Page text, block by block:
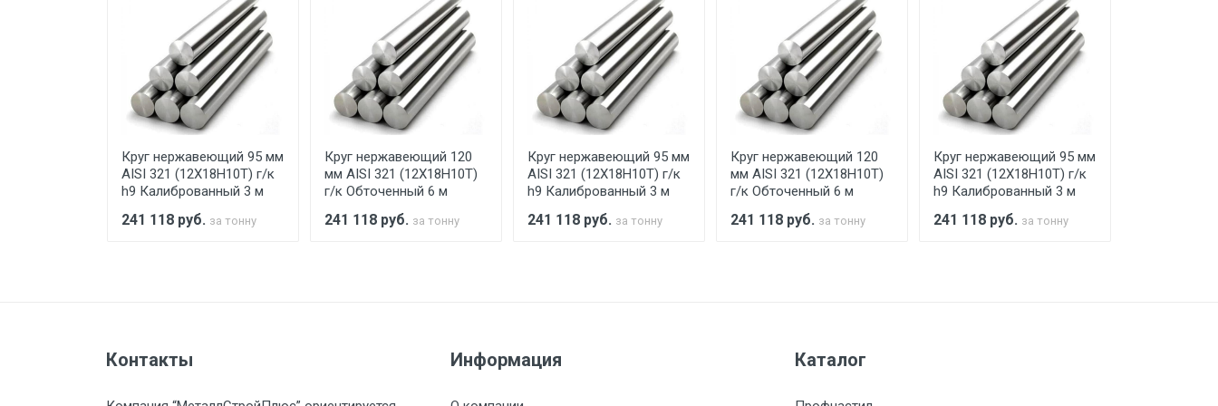
Уведомление об оплате обязательно.
При доставке товара, Клиент заранее обязан обеспечить подъезные пути для разгружаемого а/м. На разгрузку автомобиля
предоставляется не более 2-х часов.
Стоимость доставки по РФ рассчитывается индивидуально.
Груз до 6 м, вес до 2 тн 6500 с НДС 35р./км за МКАД
Круг нержавеющий 95 мм
AISI 321 (12Х18Н10Т) г/к
h9 Калиброванный 3 м
241 118 руб. за тонну
Круг нержавеющий 120
мм AISI 321 (12Х18Н10Т)
г/к Обточенный 6 м
241 118 руб. за тонну
Круг нержавеющий 95 мм
AISI 321 (12Х18Н10Т) г/к
h9 Калиброванный 3 м
241 118 руб. за тонну
Круг нержавеющий 120
мм AISI 321 (12Х18Н10Т)
г/к Обточенный 6 м
241 118 руб. за тонну
Круг нержавеющий 95 мм
AISI 321 (12Х18Н10Т) г/к
h9 Калиброванный 3 м
241 118 руб. за тонну
Контакты Информация Каталог